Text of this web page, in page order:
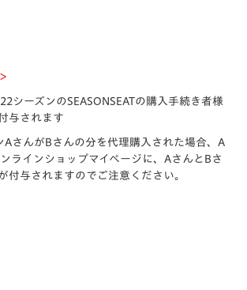
ーズンのSEASONSEATの購入手続き者様
与されます
AさんがBさんの分を代理購入された場合、A
ラインショップマイページに、AさんとBさ
付与されますのでご注意ください。